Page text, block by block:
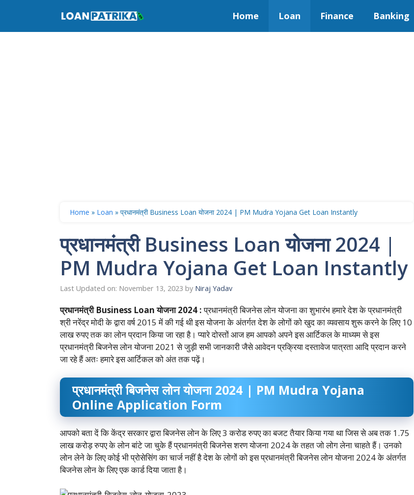
content
Home Loan Finance Banking
Home » Loan » प्रधानमंत्री Business Loan योजना 2024 | PM Mudra Yojana Get Loan Instantly
प्रधानमंत्री Business Loan योजना 2024 |
PM Mudra Yojana Get Loan Instantly
Last Updated on: November 13, 2023 by Niraj Yadav
प्रधानमंत्री Business Loan योजना 2024 :प्रधानमंत्री बिजनेस लोन योजना का शुभारंभ हमारे देश के प्रधानमंत्री
श्री नरेंद्र मोदी के द्वारा वर्ष 2015 में की गई थी इस योजना के अंतर्गत देश के लोगों को खुद का व्यवसाय शुरू करने के लिए 10
लाख रुपए तक का लोन प्रदान किया जा रहा है। प्यारे दोस्तों आज हम आपको अपने इस आर्टिकल के माध्यम से इस
प्रधानमंत्री बिजनेस लोन योजना 2021 से जुड़ी सभी जानकारी जैसे आवेदन प्रक्रिया दस्तावेज पात्रता आदि प्रदान करने
जा रहे हैं अतः हमारे इस आर्टिकल को अंत तक पढ़ें।
प्रधानमंत्री बिजनेस लोन योजना 2024 | PM Mudra Yojana
Online Application Form
आपको बता दें कि केंद्र सरकार द्वारा बिजनेस लोन के लिए 3 करोड रुपए का बजट तैयार किया गया था जिस से अब तक 1.75
लाख करोड़ रुपए के लोन बांटे जा चुके हैं प्रधानमंत्री बिजनेस शरण योजना 2024 के तहत जो लोग लेना चाहते हैं। उनको
लोन लेने के लिए कोई भी प्रोसेसिंग का चार्ज नहीं है देश के लोगों को इस प्रधानमंत्री बिजनेस लोन योजना 2024 के अंतर्गत
बिजनेस लोन के लिए एक कार्ड दिया जाता है।